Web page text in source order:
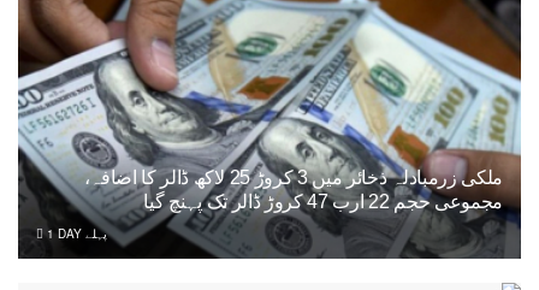
ملکی زرمبادلہ ذخائر میں 3 کروڑ 25 لاکھ ڈالر کا اضافہ،
مجموعی حجم 22 ارب 47 کروڑ ڈالر تک پہنچ گیا
1 DAY پہلے